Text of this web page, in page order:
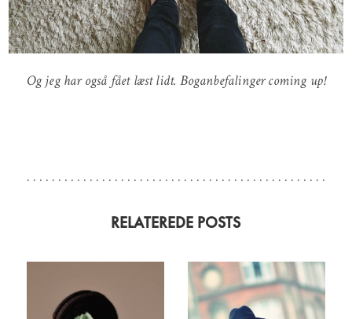
Og jeg har også fået læst lidt. Boganbefalinger coming up!
RELATEREDE POSTS